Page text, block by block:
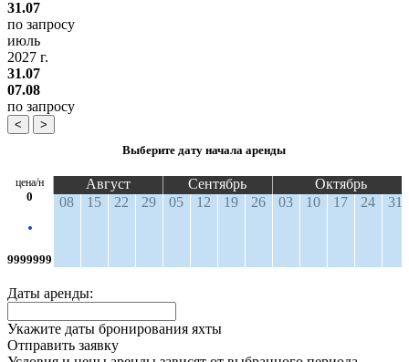
31.07
по запросу
июль
2027 г.
31.07
07.08
по запросу
<
>
Выберите дату начала аренды
цена/н
0
9999999
Август Сентябрь
Октябрь
08
15 22 29 05 12 19 26 03 10 17 24 31
Даты аренды:
Укажите даты бронирования яхты
Отправить заявку